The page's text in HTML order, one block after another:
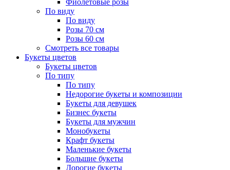
Фиолетовые розы
По виду
По виду
Розы 70 см
Розы 60 см
Смотреть все товары
Букеты цветов
Букеты цветов
По типу
По типу
Недорогие букеты и композиции
Букеты для девушек
Бизнес букеты
Букеты для мужчин
Монобукеты
Крафт букеты
Маленькие букеты
Большие букеты
Дорогие букеты